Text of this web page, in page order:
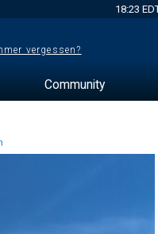
18:23
vergessen?
Community